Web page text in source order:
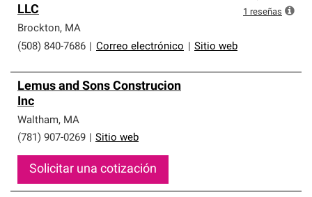
LLC
Brockton, MA
(508) 840-7686
Correo electrónico Sitio web
1 reseñas
Lemus and Sons Construcion
Inc
Waltham, MA
(781) 907-0269
Sitio web
Solicitar una cotización